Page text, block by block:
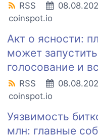
RSS
coinspot.io
Акт о ясности:
может
голосование и
RSS
coinspot.io
Уязвимость
млн: главные